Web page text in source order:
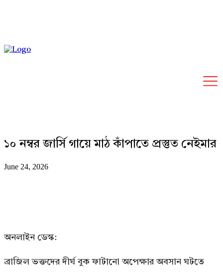
১০ নম্বর জার্সি গায়ে মাঠ কাঁপাতে প্রস্তুত নেইমার
June 24, 2026
অনলাইন ডেস্ক:
ব্রাজিল ভক্তদের দীর্ঘ বুক ফাটানো অপেক্ষার অবসান ঘটতে